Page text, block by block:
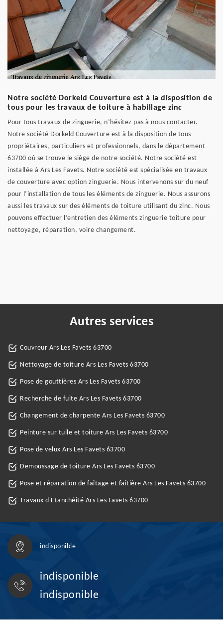
Notre société Dorkeld Couverture est à la disposition de
tous pour les travaux de toiture à habillage zinc
Pour tous travaux de zinguerie, n’hésitez pas à nous contacter.
Notre société Dorkeld Couverture est à la disposition de tous
propriétaires, particuliers et professionnels, dans le département
63700 où se trouve le siège de notre société. Notre société est
installée à Ars Les Favets. Notre société est spécialisée en travaux
de couverture avec option zinguerie. Nous intervenons sur du neuf
pour l’installation de tous les éléments de zinguerie. Nous assurons
aussi les travaux sur des éléments de toiture utilisant du zinc. Nous
pouvons effectuer l’entretien des éléments zinguerie toiture pour
nettoyage, réparation, voire changement.
Autres services
Couvreur Ars Les Favets 63700
Nettoyage de toiture Ars Les Favets 63700
Pose de gouttières Ars Les Favets 63700
Recherche de fuite Ars Les Favets 63700
Changement de charpente Ars Les Favets 63700
Peinture sur tuile et toiture Ars Les Favets 63700
Pose de velux Ars Les Favets 63700
Demoussage de toiture Ars Les Favets 63700
Pose et réparation de faîtage et faîtière Ars Les Favets 63700
Travaux d'Etanchéité Ars Les Favets 63700
indisponible
indisponible
indisponible